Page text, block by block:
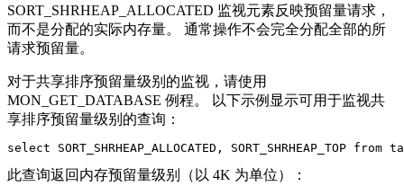
SORT_SHRHEAP_ALLOCATED 监视元素反映预留量请求，
而不是分配的实际内存量。 通常操作不会完全分配全部的所
请求预留量。
对于共享排序预留量级别的监视，请使用
MON_GET_DATABASE 例程。 以下示例显示可用于监视共
享排序预留量级别的查询：
select SORT_SHRHEAP_ALLOCATED, SORT_SHRHEAP_TOP
此查询返回内存预留量级别（以 4K 为单位）：